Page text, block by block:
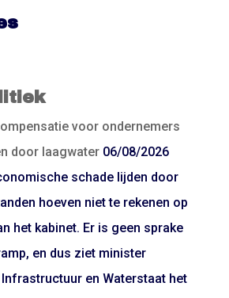
voor ondernemers
door laagwater 06/08/2026
schade lijden door
hoeven niet te rekenen op
het kabinet. Er is geen sprake
en dus ziet minister
en Waterstaat het